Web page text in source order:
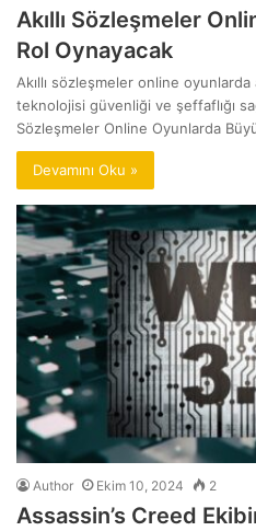
Akıllı Sözleşmeler
Rol Oynayacak
Akıllı sözleşmeler online oyunlarda
teknolojisi güvenliği ve şeffaflığı
Sözleşmeler Online Oyunlarda
Devamını Oku »
Author Ekim 10, 2024 2
Assassin’s Creed